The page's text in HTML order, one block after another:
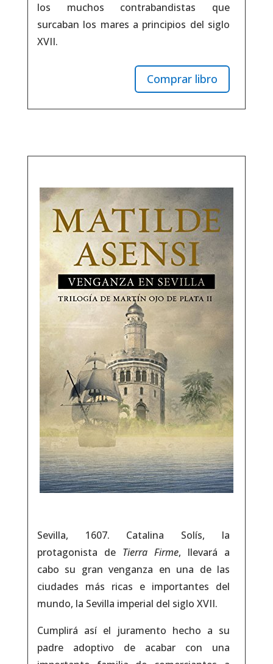
los muchos contrabandistas que
surcaban los mares a principios del siglo
XVII.
Comprar libro
Sevilla, 1607. Catalina Solís, la
protagonista de Tierra Firme, llevará a
cabo su gran venganza en una de las
ciudades más ricas e importantes del
mundo, la Sevilla imperial del siglo XVII.
Cumplirá así el juramento hecho a su
padre adoptivo de acabar con una